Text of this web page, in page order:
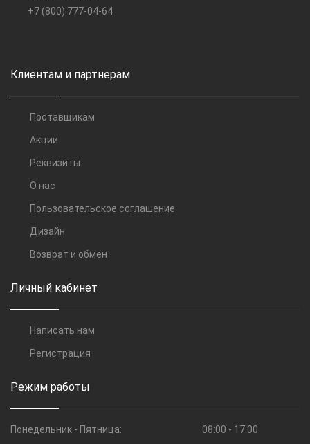
+7 (800) 777-04-64
Клиентам и партнерам
Поставщикам
Акции
Реквизиты
О нас
Пользовательское соглашение
Дизайн
Возврат и обмен
Личный кабинет
Написать нам
Регистрация
Режим работы
Понедельник - Пятница: 08:00 - 17:00